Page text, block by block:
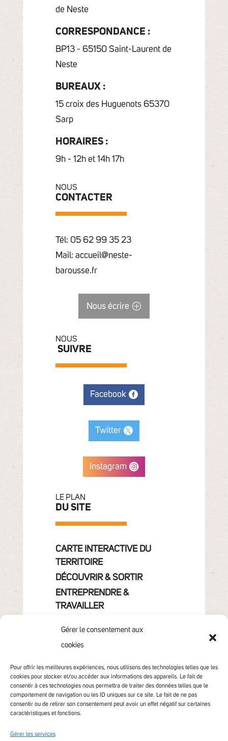
Gérer le consentement aux
cookies
Pour offrir les meilleures expériences, nous utilisons des technologies telles que les
cookies pour stocker et/ou accéder aux informations des appareils. Le fait de
consentir à ces technologies nous permettra de traiter des données telles que le
comportement de navigation ou les ID uniques sur ce site. Le fait de ne pas
consentir ou de retirer son consentement peut avoir un effet négatif sur certaines
caractéristiques et fonctions.
Gérer les services
de Neste
CORRESPONDANCE :
BP13 - 65150 Saint-Laurent de
Neste
BUREAUX :
15 croix des Huguenots 65370
Sarp
HORAIRES :
9h - 12h et 14h 17h
NOUS
CONTACTER
Tél: 05 62 99 35 23
Mail: accueil@neste-
barousse.fr
Nous écrire
NOUS
SUIVRE
Facebook
Twitter
Instagram
LE PLAN
DU SITE
CARTE INTERACTIVE DU
TERRITOIRE
DÉCOUVRIR & SORTIR
ENTREPRENDRE &
TRAVAILLER
CONTACT